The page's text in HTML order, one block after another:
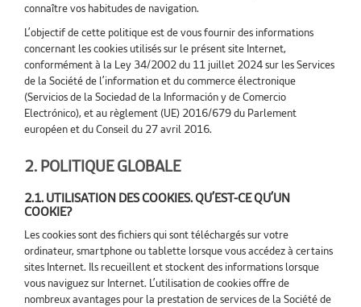
connaître vos habitudes de navigation.
L’objectif de cette politique est de vous fournir des informations
concernant les cookies utilisés sur le présent site Internet,
conformément à la Ley 34/2002 du 11 juillet 2024 sur les Services
de la Société de l’information et du commerce électronique
(Servicios de la Sociedad de la Información y de Comercio
Electrónico), et au règlement (UE) 2016/679 du Parlement
européen et du Conseil du 27 avril 2016.
2. POLITIQUE GLOBALE
2.1. UTILISATION DES COOKIES. QU’EST-CE QU’UN
COOKIE?
Les cookies sont des fichiers qui sont téléchargés sur votre
ordinateur, smartphone ou tablette lorsque vous accédez à certains
sites Internet. Ils recueillent et stockent des informations lorsque
vous naviguez sur Internet. L’utilisation de cookies offre de
nombreux avantages pour la prestation de services de la Société de